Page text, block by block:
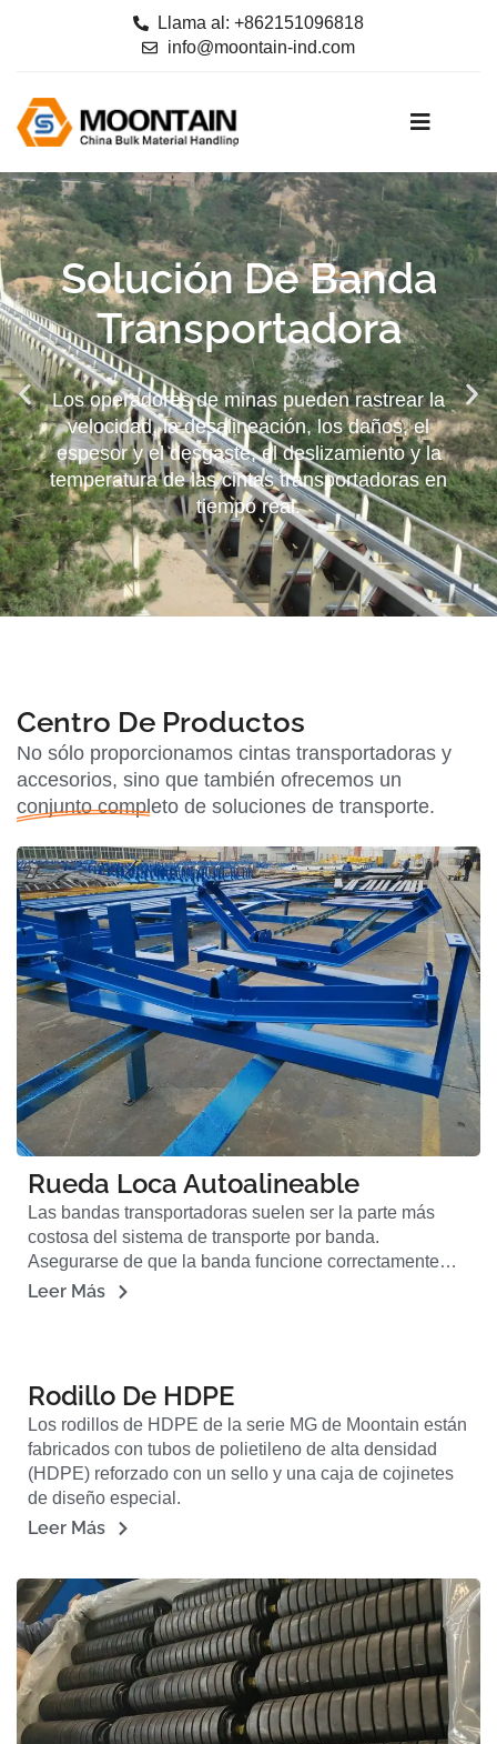
Llama al: +862151096818
info@moontain-ind.com
Solución De Banda
Transportadora
Los operadores de minas pueden rastrear la
velocidad, la desalineación, los daños, el
espesor y el desgaste, el deslizamiento y la
temperatura de las cintas transportadoras en
tiempo real.
Centro De Productos
No sólo proporcionamos cintas transportadoras y
accesorios, sino que también ofrecemos un
conjunto completo de soluciones de transporte.
Rueda Loca Autoalineable
Las bandas transportadoras suelen ser la parte más
costosa del sistema de transporte por banda.
Asegurarse de que la banda funcione correctamente…
Leer Más
Rodillo De HDPE
Los rodillos de HDPE de la serie MG de Moontain están
fabricados con tubos de polietileno de alta densidad
(HDPE) reforzado con un sello y una caja de cojinetes
de diseño especial.
Leer Más